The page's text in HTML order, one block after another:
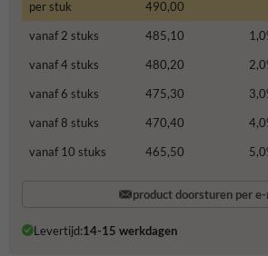
per stuk
490,00
vanaf 2 stuks
485,10 1,0
vanaf 4 stuks
480,20 2,0
vanaf 6 stuks
475,30 3,0
vanaf 8 stuks
470,40 4,0
vanaf 10 stuks
465,50 5,0
product doorsturen per
Levertijd:14-15 werkdagen